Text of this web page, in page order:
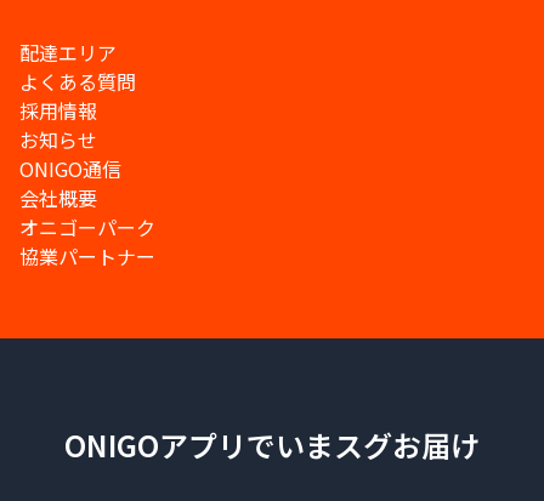
配達エリア
よくある質問
採用情報
お知らせ
ONIGO通信
会社概要
オニゴーパーク
協業パートナー
ONIGOアプリでいまスグお届け